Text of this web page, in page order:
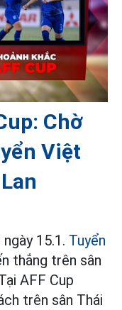
Chờ
Việt
15.1. Tuyển
thắng trên sân
AFF Cup
trên sân Thái